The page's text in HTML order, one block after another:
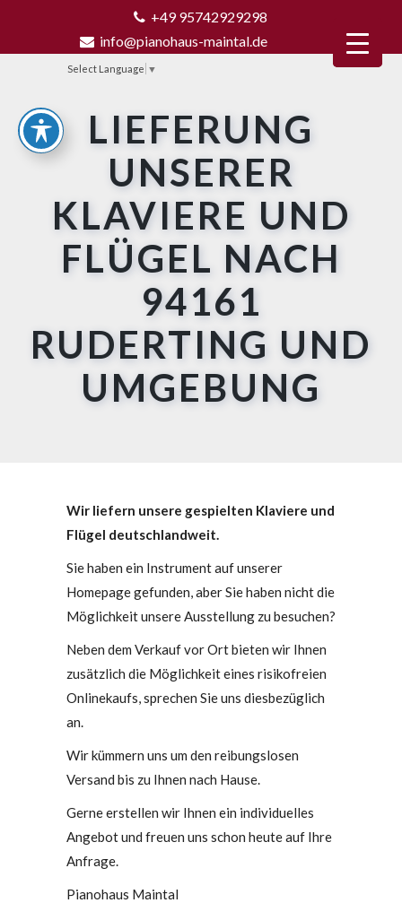
+49 95742929298
info@pianohaus-maintal.de
Select Language ▼
LIEFERUNG
UNSERER
KLAVIERE UND
FLÜGEL NACH
94161
RUDERTING UND
UMGEBUNG
Wir liefern unsere gespielten Klaviere und
Flügel deutschlandweit.
Sie haben ein Instrument auf unserer
Homepage gefunden, aber Sie haben nicht die
Möglichkeit unsere Ausstellung zu besuchen?
Neben dem Verkauf vor Ort bieten wir Ihnen
zusätzlich die Möglichkeit eines risikofreien
Onlinekaufs, sprechen Sie uns diesbezüglich
an.
Wir kümmern uns um den reibungslosen
Versand bis zu Ihnen nach Hause.
Gerne erstellen wir Ihnen ein individuelles
Angebot und freuen uns schon heute auf Ihre
Anfrage.
Pianohaus Maintal